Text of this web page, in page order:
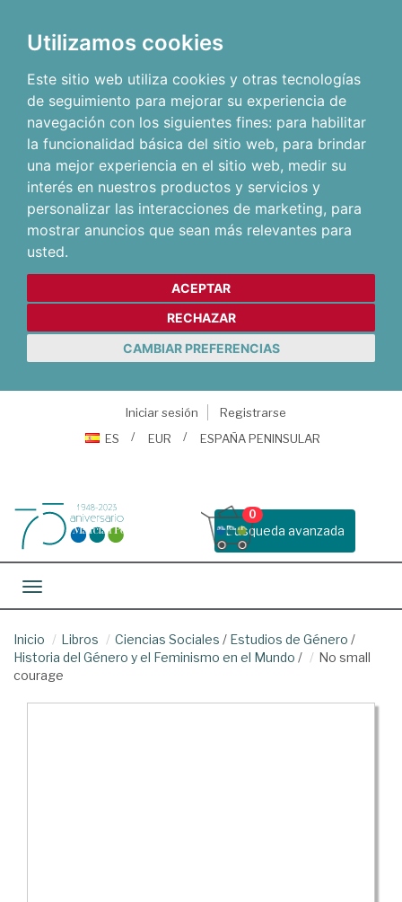
Utilizamos cookies
Este sitio web utiliza cookies y otras tecnologías
de seguimiento para mejorar su experiencia de
navegación con los siguientes fines: para habilitar
la funcionalidad básica del sitio web, para brindar
una mejor experiencia en el sitio web, medir su
interés en nuestros productos y servicios y
personalizar las interacciones de marketing, para
mostrar anuncios que sean más relevantes para
usted.
ACEPTAR
RECHAZAR
CAMBIAR PREFERENCIAS
Iniciar sesión
Registrarse
ES
EUR ESPAÑA PENINSULAR
Busqueda avanzada
0
Toggle navigation
Inicio Libros Ciencias Sociales / Estudios de Género /
Historia del Género y el Feminismo en el Mundo /
No small
courage